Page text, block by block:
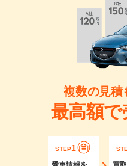
複数の見積
最高額
STEP1